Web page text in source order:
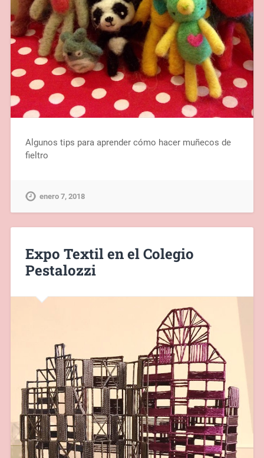
Algunos tips para aprender cómo hacer muñecos de
fieltro
enero 7, 2018
Expo Textil en el Colegio
Pestalozzi